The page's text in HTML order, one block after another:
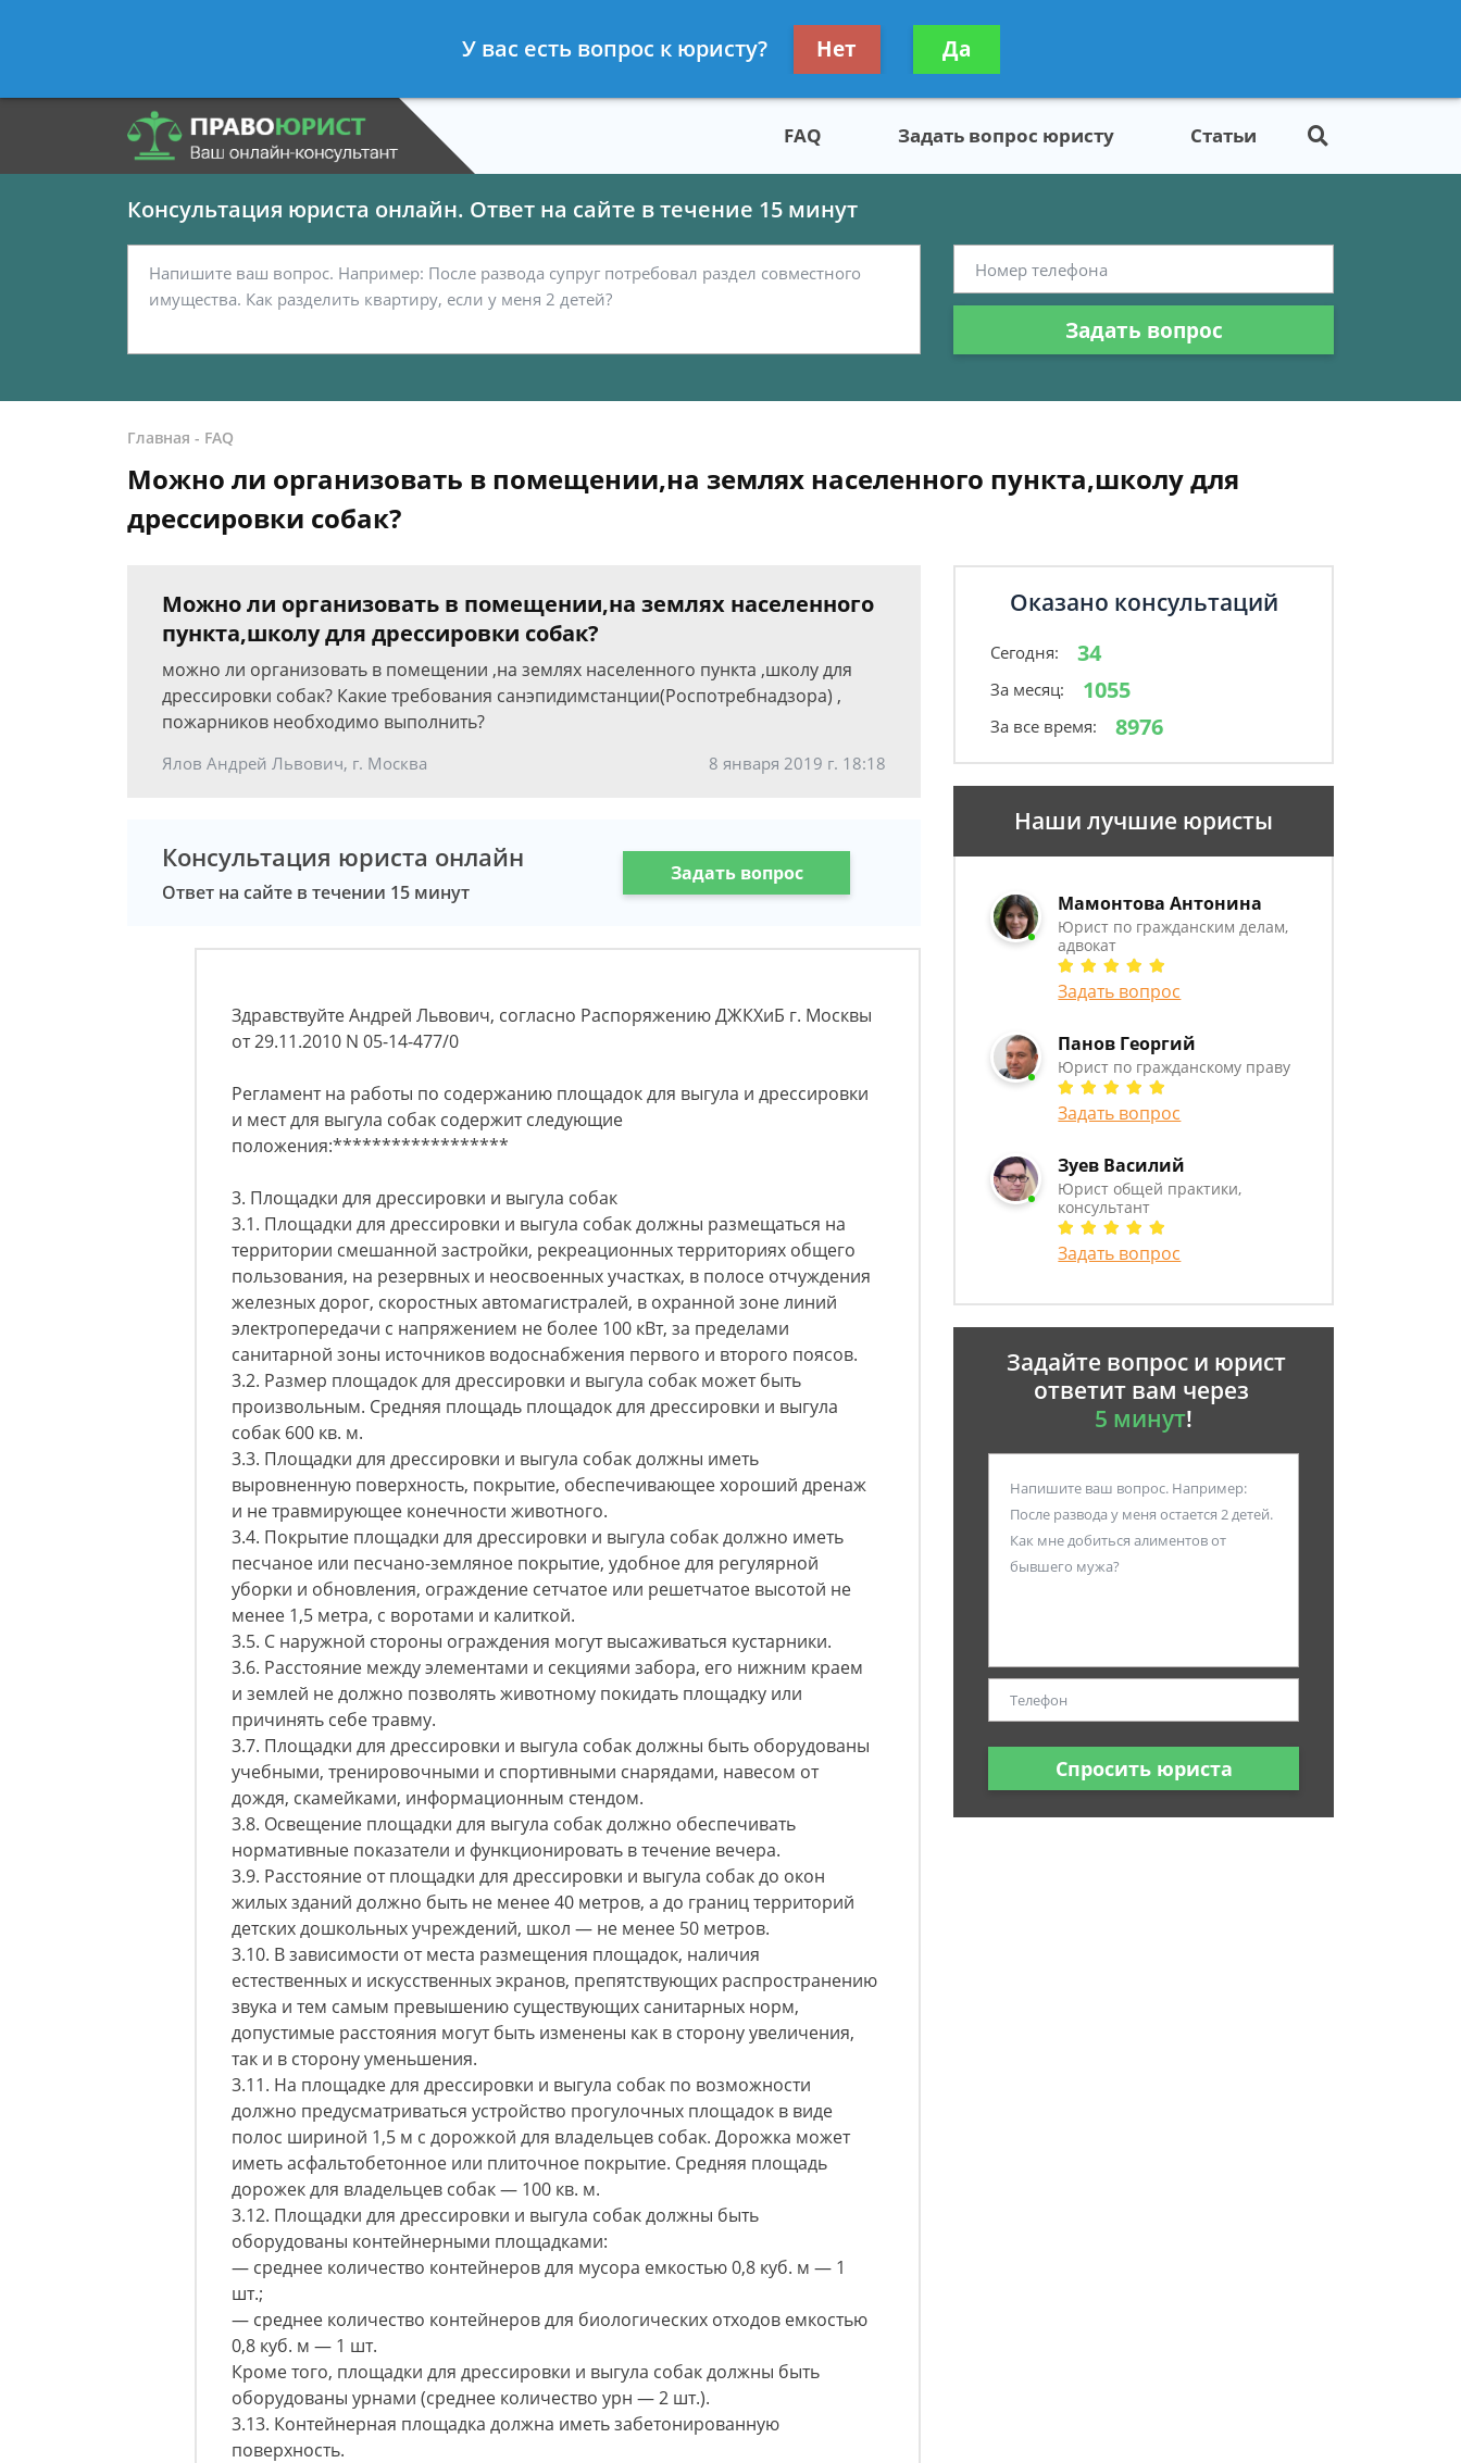
- Юрист по гражданскому праву
Получите консультацию
бесплатно
FAQ Задать вопрос юристу Статьи
Консультация юриста онлайн. Ответ на сайте в течение 15 минут
Задать вопрос
Главная - FAQ
Можно ли организовать в помещении,на землях населенного пункта,школу для
дрессировки собак?
Можно ли организовать в помещении,на землях населенного
пункта,школу для дрессировки собак?
можно ли организовать в помещении ,на землях населенного пункта ,школу для
дрессировки собак? Какие требования санэпидимстанции(Роспотребнадзора) ,
пожарников необходимо выполнить?
Ялов Андрей Львович, г. Москва 8 января 2019 г. 18:18
Консультация юриста онлайн
Ответ на сайте в течении 15 минут
Задать вопрос
Здравствуйте Андрей Львович, согласно Распоряжению ДЖКХиБ г. Москвы
от 29.11.2010 N 05-14-477/0
Регламент на работы по содержанию площадок для выгула и дрессировки
и мест для выгула собак содержит следующие
положения:******************
3. Площадки для дрессировки и выгула собак
3.1. Площадки для дрессировки и выгула собак должны размещаться на
территории смешанной застройки, рекреационных территориях общего
пользования, на резервных и неосвоенных участках, в полосе отчуждения
железных дорог, скоростных автомагистралей, в охранной зоне линий
электропередачи с напряжением не более 100 кВт, за пределами
санитарной зоны источников водоснабжения первого и второго поясов.
3.2. Размер площадок для дрессировки и выгула собак может быть
произвольным. Средняя площадь площадок для дрессировки и выгула
собак 600 кв. м.
3.3. Площадки для дрессировки и выгула собак должны иметь
выровненную поверхность, покрытие, обеспечивающее хороший дренаж
и не травмирующее конечности животного.
3.4. Покрытие площадки для дрессировки и выгула собак должно иметь
песчаное или песчано-земляное покрытие, удобное для регулярной
уборки и обновления, ограждение сетчатое или решетчатое высотой не
менее 1,5 метра, с воротами и калиткой.
3.5. С наружной стороны ограждения могут высаживаться кустарники.
3.6. Расстояние между элементами и секциями забора, его нижним краем
и землей не должно позволять животному покидать площадку или
причинять себе травму.
3.7. Площадки для дрессировки и выгула собак должны быть оборудованы
учебными, тренировочными и спортивными снарядами, навесом от
дождя, скамейками, информационным стендом.
3.8. Освещение площадки для выгула собак должно обеспечивать
нормативные показатели и функционировать в течение вечера.
3.9. Расстояние от площадки для дрессировки и выгула собак до окон
жилых зданий должно быть не менее 40 метров, а до границ территорий
детских дошкольных учреждений, школ — не менее 50 метров.
3.10. В зависимости от места размещения площадок, наличия
естественных и искусственных экранов, препятствующих распространению
звука и тем самым превышению существующих санитарных норм,
допустимые расстояния могут быть изменены как в сторону увеличения,
так и в сторону уменьшения.
3.11. На площадке для дрессировки и выгула собак по возможности
должно предусматриваться устройство прогулочных площадок в виде
полос шириной 1,5 м с дорожкой для владельцев собак. Дорожка может
иметь асфальтобетонное или плиточное покрытие. Средняя площадь
дорожек для владельцев собак — 100 кв. м.
3.12. Площадки для дрессировки и выгула собак должны быть
оборудованы контейнерными площадками:
— среднее количество контейнеров для мусора емкостью 0,8 куб. м — 1
шт.;
— среднее количество контейнеров для биологических отходов емкостью
0,8 куб. м — 1 шт.
Кроме того, площадки для дрессировки и выгула собак должны быть
оборудованы урнами (среднее количество урн — 2 шт.).
3.13. Контейнерная площадка должна иметь забетонированную
поверхность.
Оказано консультаций
Сегодня: 34
За месяц: 1055
За все время: 8976
Наши лучшие юристы
Мамонтова Антонина
Юрист по гражданским делам,
адвокат
Задать вопрос
Панов Георгий
Юрист по гражданскому праву
Задать вопрос
Зуев Василий
Юрист общей практики,
консультант
Задать вопрос
Задайте вопрос и юрист
ответит вам через
5 минут!
Спросить юриста
У вас есть вопрос к юристу? Нет Да